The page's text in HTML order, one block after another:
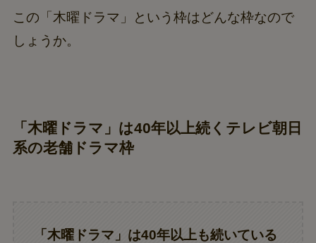
この「木曜ドラマ」という枠はどんな枠なので
しょうか。
「木曜ドラマ」は40年以上続くテレビ朝日
系の老舗ドラマ枠
「木曜ドラマ」は40年以上も続いている